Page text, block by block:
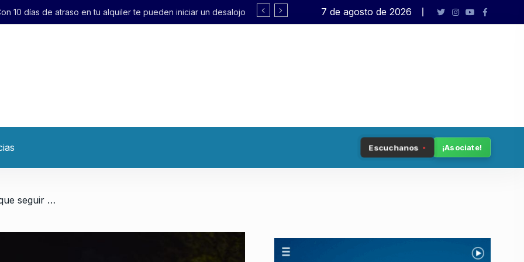
te pueden iniciar un desalojo exprés» Democracia en peligro
7 de agosto de 2026
Escuchanos ¡Asociate!
/ Sandra Russo: «Tenemos que seguir movilizados y en la calle»